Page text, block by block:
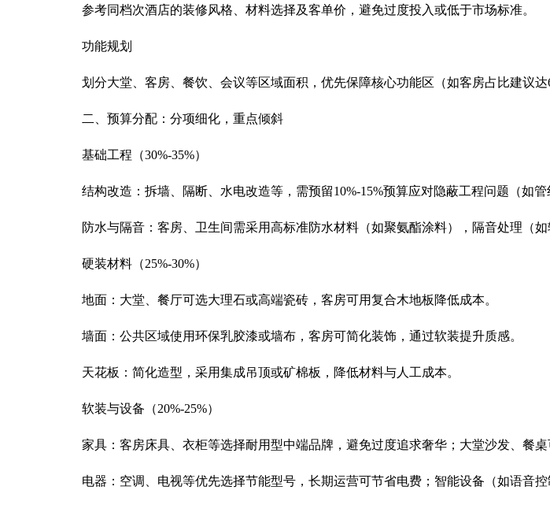
参考同档次酒店的装修风格、材料选择及客单价，避免过度投入或低于市场标准。
功能规划
划分大堂、客房、餐饮、会议等区域面积，优先保障核心功能区（如客房占比建议达
二、预算分配：分项细化，重点倾斜
基础工程（30%-35%）
结构改造：拆墙、隔断、水电改造等，需预留10%-15%预算应对隐蔽工程问题（如管
防水与隔音：客房、卫生间需采用高标准防水材料（如聚氨酯涂料），隔音处理（如
硬装材料（25%-30%）
地面：大堂、餐厅可选大理石或高端瓷砖，客房可用复合木地板降低成本。
墙面：公共区域使用环保乳胶漆或墙布，客房可简化装饰，通过软装提升质感。
天花板：简化造型，采用集成吊顶或矿棉板，降低材料与人工成本。
软装与设备（20%-25%）
家具：客房床具、衣柜等选择耐用型中端品牌，避免过度追求奢华；大堂沙发、餐桌
电器：空调、电视等优先选择节能型号，长期运营可节省电费；智能设备（如语音控